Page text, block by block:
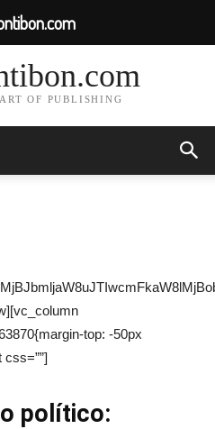
OF PUBLISHING
top: -50px
político: